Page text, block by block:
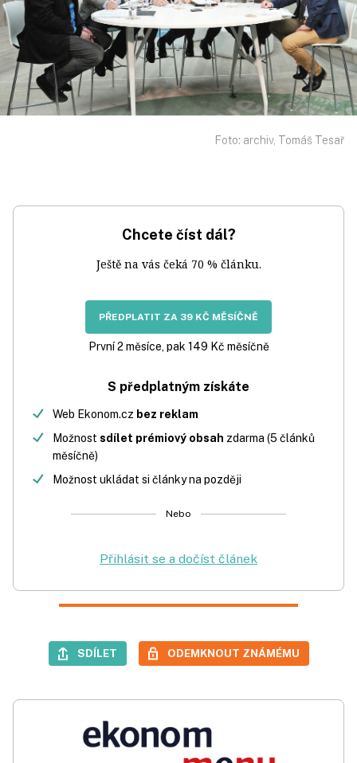
Foto: archiv, Tomáš Tesař
Chcete číst dál?
Ještě na vás čeká 70 % článku.
PŘEDPLATIT ZA 39 KČ MĚSÍČNĚ
První 2 měsíce, pak 149 Kč měsíčně
S předplatným získáte
Web Ekonom.cz bez reklam
Možnost sdílet prémiový obsah zdarma (5 článků
měsíčně)
Možnost ukládat si články na později
Nebo
Přihlásit se a dočíst článek
SDÍLET ODEMKNOUT ZNÁMÉMU